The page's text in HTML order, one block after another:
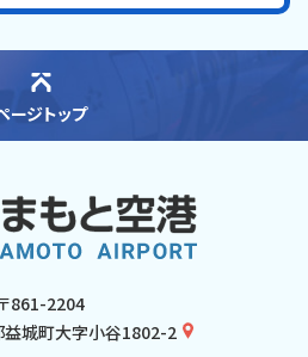
ージトップ
861-2204
城町大字小谷1802-2